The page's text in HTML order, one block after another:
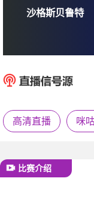
沙格斯贝鲁
高清直播 咪
比赛介绍